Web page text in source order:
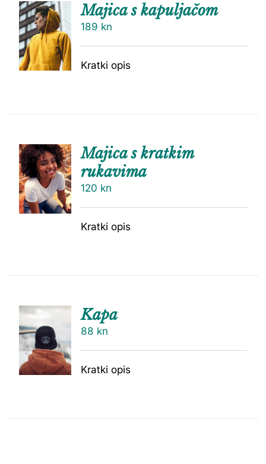
U
KOŠARI
Majica s kapuljačom
189 kn
Kratki opis
Majica s kratkim
rukavima
120 kn
Kratki opis
KOŠARI
CU
Kapa
88 kn
Kratki opis